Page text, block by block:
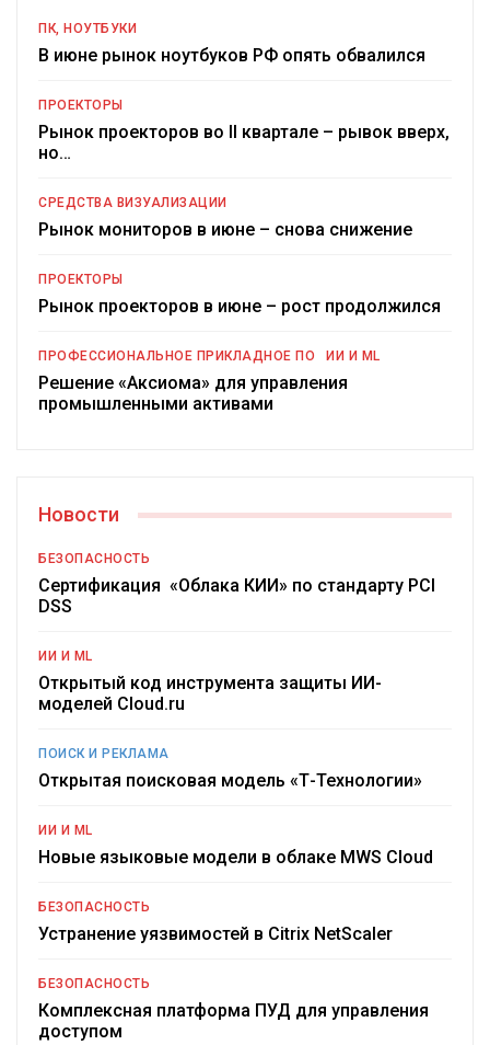
ПК, НОУТБУКИ
В июне рынок ноутбуков РФ опять обвалился
ПРОЕКТОРЫ
Рынок проекторов во II квартале – рывок вверх,
но…
СРЕДСТВА ВИЗУАЛИЗАЦИИ
Рынок мониторов в июне – снова снижение
ПРОЕКТОРЫ
Рынок проекторов в июне – рост продолжился
ПРОФЕССИОНАЛЬНОЕ ПРИКЛАДНОЕ ПО ИИ И ML
Решение «Аксиома» для управления
промышленными активами
Новости
БЕЗОПАСНОСТЬ
Сертификация «Облака КИИ» по стандарту PCI
DSS
ИИ И ML
Открытый код инструмента защиты ИИ-
моделей Cloud.ru
ПОИСК И РЕКЛАМА
Открытая поисковая модель «Т-Технологии»
ИИ И ML
Новые языковые модели в облаке MWS Cloud
БЕЗОПАСНОСТЬ
Устранение уязвимостей в Citrix NetScaler
БЕЗОПАСНОСТЬ
Комплексная платформа ПУД для управления
доступом